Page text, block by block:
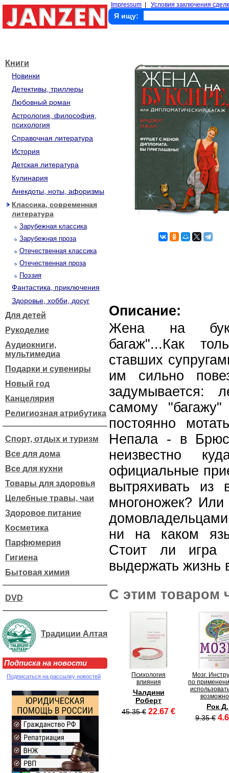
Impressum Условия заключения
Я ищу:
Книги
Новинки
Детективы, триллеры
Любовный роман
Астрология, философия,
психология
Справочная литература
История
Детская литература
Кулинария
Анекдоты, ноты, афоризмы
Классика, современная
литература
Зарубежная классика
Зарубежная проза
Отечественная классика
Отечественная проза
Поэзия
Фантастика, приключения
Здоровье, хобби, досуг
Для детей
Рукоделие
Аудиокниги,
мультимедиа
Подарки и сувениры
Новый год
Канцелярия
Религиозная атрибутика
Спорт, отдых и туризм
Все для дома
Все для кухни
Товары для здоровья
Целебные травы, чаи
Здоровое питание
Косметика
Парфюмерия
Гигиена
Бытовая химия
DVD
Традиции Алтая
Подписка на новости
Подписаться на рассылку новостей
Описание:
Жена на
багаж"...Как
ставших
им сильно
задумывается:
самому
постоянно
Непала - в
неизвестно
официальные
вытряхивать из
многоножек? Или
ни на каком
Стоит ли
выдержать жизнь
С этим товаром
Психология
влияния
Чалдини
Роберт
45.35 € 22.67 €
Мозг.
по
Рок Д.
9.35 €